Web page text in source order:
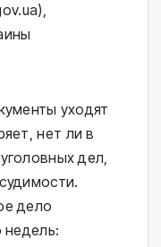
уходят
нет ли в
дел,
дело
недель: